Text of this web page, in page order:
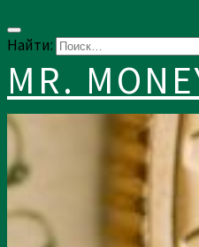
Найти:
MR.